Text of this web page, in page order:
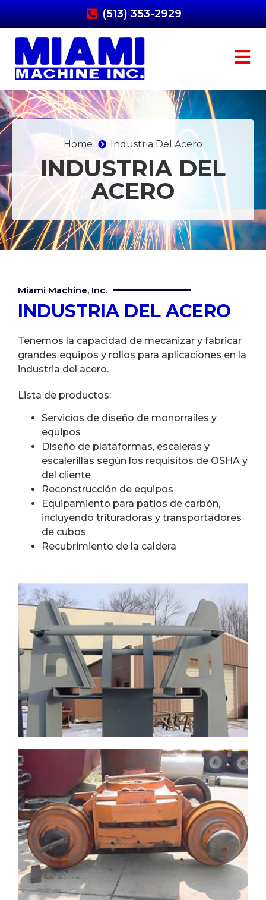
(513) 353-2929
Home Industria Del Acero
INDUSTRIA DEL
ACERO
Miami Machine, Inc.
INDUSTRIA DEL ACERO
Tenemos la capacidad de mecanizar y fabricar
grandes equipos y rollos para aplicaciones en la
industria del acero.
Lista de productos:
Servicios de diseño de monorraíles y
equipos
Diseño de plataformas, escaleras y
escalerillas según los requisitos de OSHA y
del cliente
Reconstrucción de equipos
Equipamiento para patios de carbón,
incluyendo trituradoras y transportadores
de cubos
Recubrimiento de la caldera